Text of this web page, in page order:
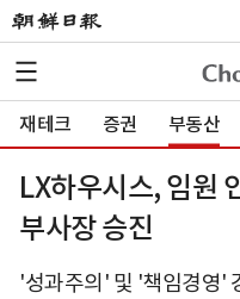
재테크 증권 부동산
LX하우시스, 임원
부사장 승진
'성과주의' 및 '책임경영'